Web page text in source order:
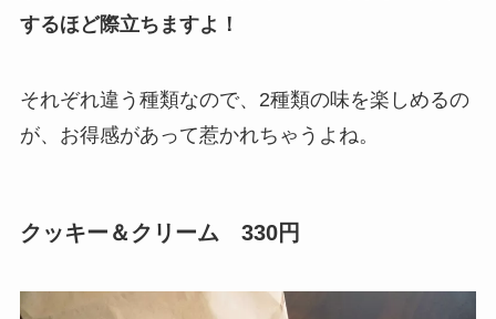
するほど際立ちますよ！
それぞれ違う種類なので、2種類の味を楽しめるの
が、お得感があって惹かれちゃうよね。
クッキー＆クリーム 330円